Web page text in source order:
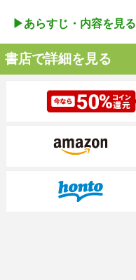
▶︎あらすじ・内容を見る
書店で詳細を見る